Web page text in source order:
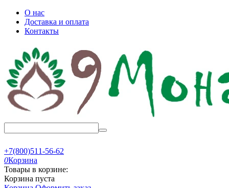
О нас
Доставка и оплата
Контакты
+7(800)511-56-62
0Корзина
Товары в корзине:
Корзина пуста